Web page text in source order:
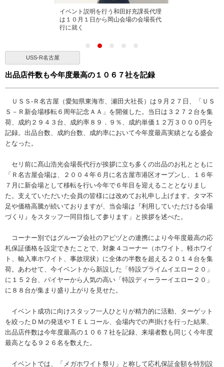
イベント説明を行う和田好充課長代理
は１０月１日から岡山会場の会場長代
行に就く
USS-R名古屋
出品店件数も今年度最高の１０６７社を記録
ＵＳＳ-Ｒ名古屋（愛知県東海市、瀬田大社長）は９月２７日、「ＵＳ
Ｓ－Ｒ新会場移転６周年記念ＡＡ」を開催した。当日は３２７２台を集
荷、成約２９４３台、成約率８９．９％、成約単価１２万３０００円を
記録。出品台数、成約台数、成約率において今年度最高実績となる盛会
となった。
セリ前に髙山浩光会場長代行が挨拶に立ち多くの出品のお礼とともに
「Ｒ名古屋会場は、２００４年６月に名古屋市港区オープンし、１６年
７月に新会場として移転を行い今年で６年目を迎えることとなりまし
た。支えていただいた会員の皆様には改めてお礼申し上げます。タマ不
足や価格高騰が続いておりますが、当会場は『利用していただける会場
づくり』をスタッフ一同目指して参ります」と挨拶を述べた。
コーナー別ではグループ会社のアビヅとの連携により今年度最高の応
札保証価格を設定できたことで、対象４コーナー（ホワイト、軽ホワイ
ト、輸入車ホワイト、事故現状）に全体の半数を超える２０１４台を集
荷。あわせて、今イベントから新設した「特設プライムイエロー２０」
に１５２台、バイヤーから人気の高い「特設ディーラーイエロー２０」
に８８台が集まり盛り上がりを見せた。
イベント成功に向けスタッフ一人ひとりが精力的に活動、ターゲット
を絞ったＤＭの発送やＴＥＬコール、会場内での声掛けを行った結果、
出品店件数は今年度最高の１０６７社を記録、来場者数も同じく今年度
最高となる９２６名を数えた。
イベントでは、「メガホワイト祭り」と称して応札保証金額を特別設